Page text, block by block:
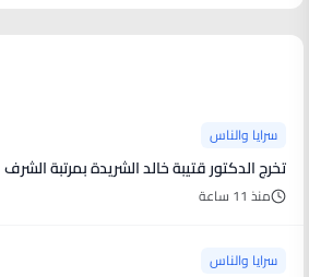
سرايا والناس
تخرج الدكتور قتيبة خالد الشريدة بمرتبة الشرف
منذ 11 ساعة
سرايا والناس